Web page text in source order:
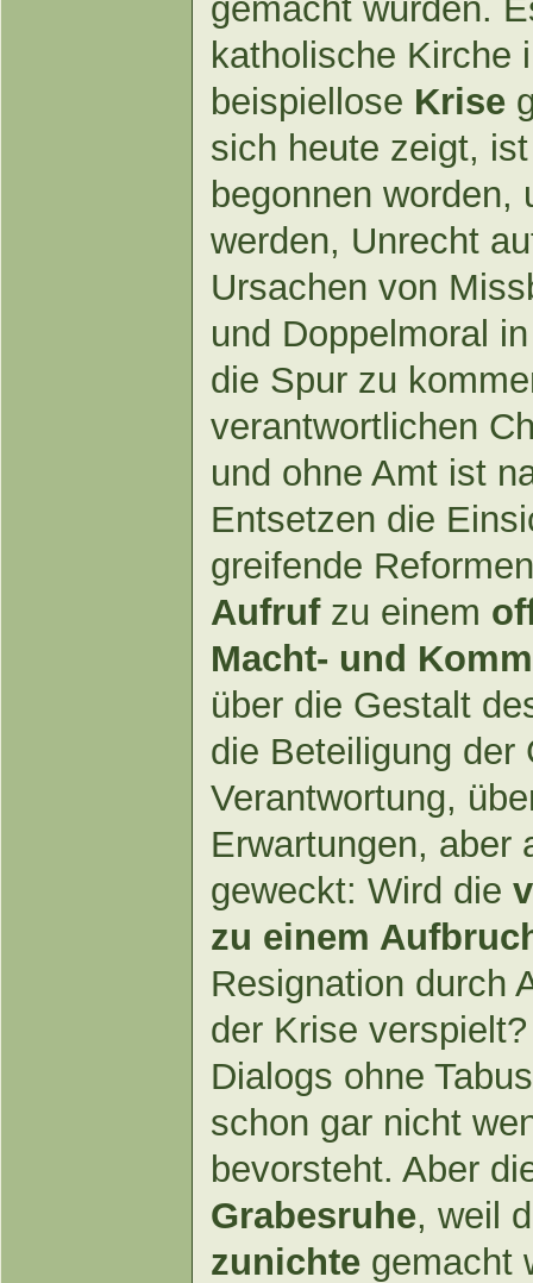
gemacht wurden.
katholische Kirche
beispiellose Krise
sich heute zeigt,
begonnen worden,
werden, Unrecht
Ursachen von
und Doppelmoral
die Spur zu
verantwortlichen
und ohne Amt ist
Entsetzen die
greifende
Aufrufzu einem
Macht- und
über die Gestalt
die Beteiligung der
Verantwortung,
Erwartungen, aber
geweckt: Wird die
zu einem
Resignation durch
der Krise
Dialogs ohne
schon gar nicht
bevorsteht. Aber
Grabesruhe, weil
zunichte gemacht